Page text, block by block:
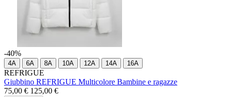
-40%
4A 6A 8A 10A 12A 14A 16A
REFRIGUE
Giubbino REFRIGUE Multicolore Bambine e ragazze
75,00 € 125,00 €